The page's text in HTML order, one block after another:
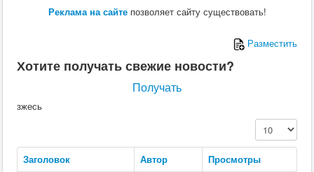
Реклама на сайтепозволяет сайту существовать!
Разместить
Хотите получать свежие новости?
Получать
зжесь
Кол-во строк:
Заголовок Автор
Просмотры